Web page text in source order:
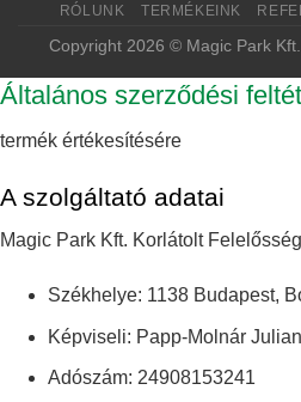
RÓLUNK TERMÉKEINK
Copyright 2026 © Magic Park
Általános szerződési
termék értékesítésére
A szolgáltató adatai
Magic Park Kft. Korlátolt
Székhelye: 1138 Budapest,
Képviseli: Papp-Molnár
Adószám: 24908153241